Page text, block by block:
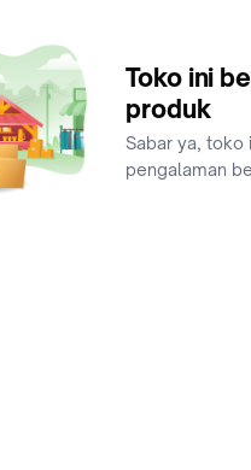
Toko ini
produk
Sabar ya, toko
pengalaman